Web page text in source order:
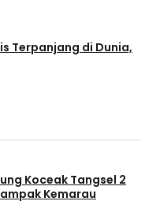
Terpanjang di Dunia,
Koceak Tangsel 2
Kemarau